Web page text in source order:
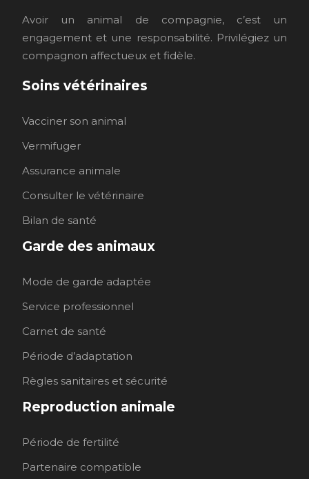
Avoir un animal de compagnie, c’est un
engagement et une responsabilité. Privilégiez un
compagnon affectueux et fidèle.
Soins vétérinaires
Vacciner son animal
Vermifuger
Assurance animale
Consulter le vétérinaire
Bilan de santé
Garde des animaux
Mode de garde adaptée
Service professionnel
Carnet de santé
Période d’adaptation
Règles sanitaires et sécurité
Reproduction animale
Période de fertilité
Partenaire compatible